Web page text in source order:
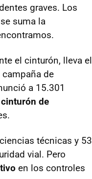
graves. Los
suma la
el cinturón, lleva el
campaña de
a 15.301
de
técnicas y 53
vial. Pero
en los controles